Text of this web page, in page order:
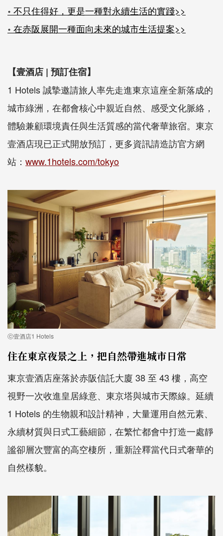
॰ 不只住得好，更是一種對永續生活的實踐>>
॰ 在赤阪展開一種面向未來的城市生活提案>>
【壹酒店 | 預訂住宿】
1 Hotels 誠摯邀請旅人率先走進東京這座全新落成的
城市綠洲，在都會核心中親近自然、感受文化脈絡，
體驗兼顧環境責任與生活質感的當代奢華旅宿。東京
壹酒店現已正式開放預訂，更多資訊請造訪官方網
站： www.1hotels.com/tokyo
ⓒ壹酒店1 Hotels
住在東京夜景之上，把自然帶進城市日常
東京壹酒店座落於赤阪信託大廈 38 至 43 樓，高空
視野一次收進皇居綠意、東京塔與城市天際線。延續
1 Hotels 的生物親和設計精神，大量運用自然元素、
永續材質與日式工藝細節，在繁忙都會中打造一處靜
謐卻層次豐富的高空棲所，重新詮釋當代日式奢華的
自然樣貌。